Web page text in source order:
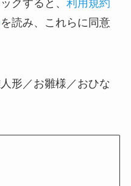
クすると、 利用規約
を読み、これらに同意
形／お雛様／おひな